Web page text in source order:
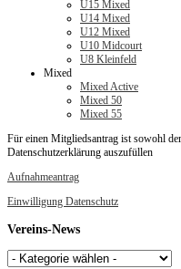
U15 Mixed
U14 Mixed
U12 Mixed
U10 Midcourt
U8 Kleinfeld
Mixed
Mixed Active
Mixed 50
Mixed 55
Für einen Mitgliedsantrag ist sowohl
Datenschutzerklärung auszufüllen
Aufnahmeantrag
Einwilligung Datenschutz
Vereins-News